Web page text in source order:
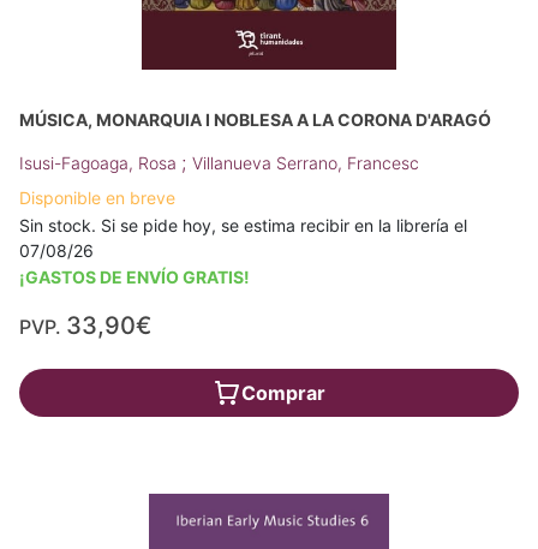
MÚSICA, MONARQUIA I NOBLESA A LA CORONA D'ARAGÓ
Isusi-Fagoaga, Rosa ; Villanueva Serrano, Francesc
Disponible en breve
Sin stock. Si se pide hoy, se estima recibir en la librería el
07/08/26
¡GASTOS DE ENVÍO GRATIS!
PVP. 33,90€
Comprar